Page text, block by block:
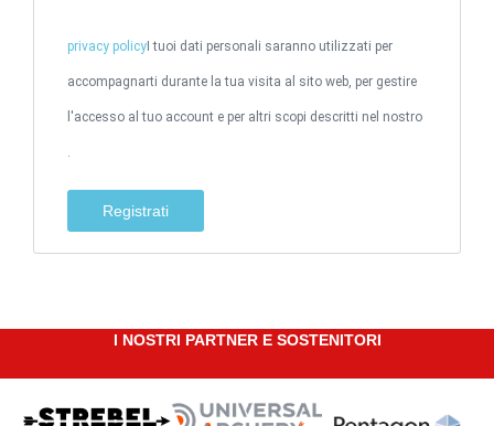
privacy policy I tuoi dati personali saranno utilizzati per
accompagnarti durante la tua visita al sito web, per gestire
l'accesso al tuo account e per altri scopi descritti nel nostro
.
Registrati
I NOSTRI PARTNER E SOSTENITORI